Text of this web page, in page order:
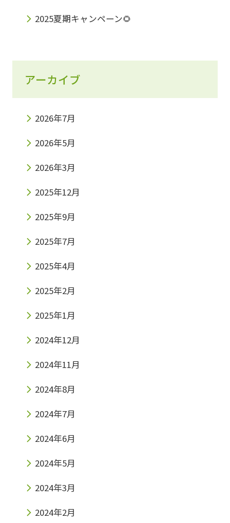
2025夏期キャンペーン🌻
アーカイブ
2026年7月
2026年5月
2026年3月
2025年12月
2025年9月
2025年7月
2025年4月
2025年2月
2025年1月
2024年12月
2024年11月
2024年8月
2024年7月
2024年6月
2024年5月
2024年3月
2024年2月